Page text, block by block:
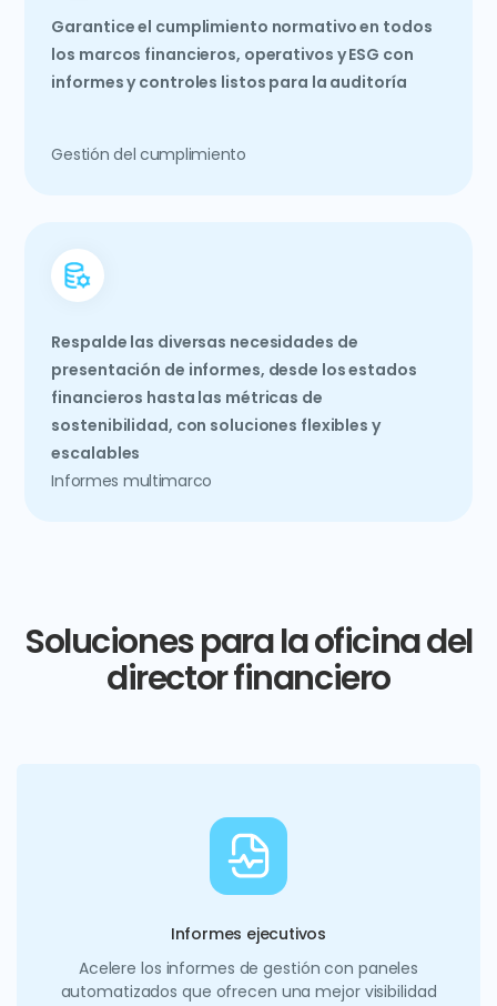
Garantice el cumplimiento normativo en todos
los marcos financieros, operativos y ESG con
informes y controles listos para la auditoría
Gestión del cumplimiento
Respalde las diversas necesidades de
presentación de informes, desde los estados
financieros hasta las métricas de
sostenibilidad, con soluciones flexibles y
escalables
Informes multimarco
Soluciones para la oficina del
director financiero
Informes ejecutivos
Acelere los informes de gestión con paneles
automatizados que ofrecen una mejor visibilidad